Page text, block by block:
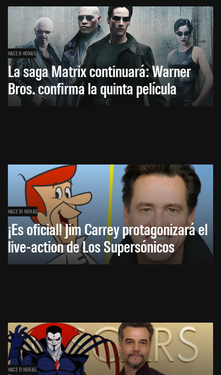
HACE 9 HORAS
La saga Matrix continuará: Warner
Bros. confirma la quinta película
HACE 10 HORAS
¡Es oficial! Jim Carrey protagonizará el
live-action de Los Supersónicos
HACE 11 HORAS